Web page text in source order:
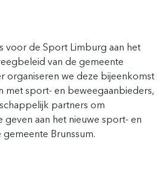
voor de Sport Limburg aan het
van de gemeente
organiseren we deze bijeenkomst
met sport- en beweegaanbieders,
partners om
geven aan het nieuwe sport- en
Brunssum.